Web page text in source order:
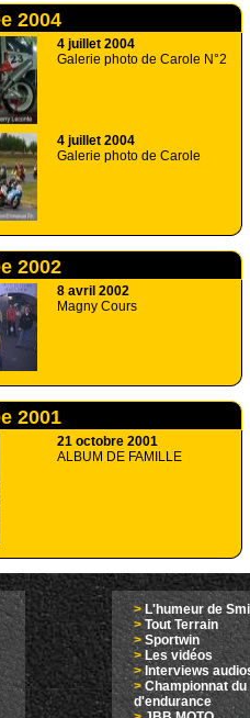
2004
4 juillet 2004
Galerie photo de Carole N°2
4 juillet 2004
Galerie photo de Carole
2002
8 avril 2002
Magny Cours
2001
21 octobre 2001
ALBUM DE FAMILLE
>L'humeur de
> Tout Terrain
> Sportwin
> Les vidéos
> Interviews
>Championnat du
d'endurance